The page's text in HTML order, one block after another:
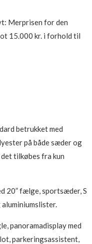
Merprisen for den
15.000 kr. i forhold til
betrukket med
på både sæder og
tilkøbes fra kun
20” fælge, sportsæder, S
panoramadisplay med
parkeringsassistent,